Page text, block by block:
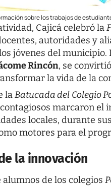
sobre los trabajos de
Cajicá celebró la
autoridades y
jóvenes del
Rincón, se
la vida de la
laBatucada del Colegio
marcaron el
locales, durante
motores para el
la innovación
de los colegios